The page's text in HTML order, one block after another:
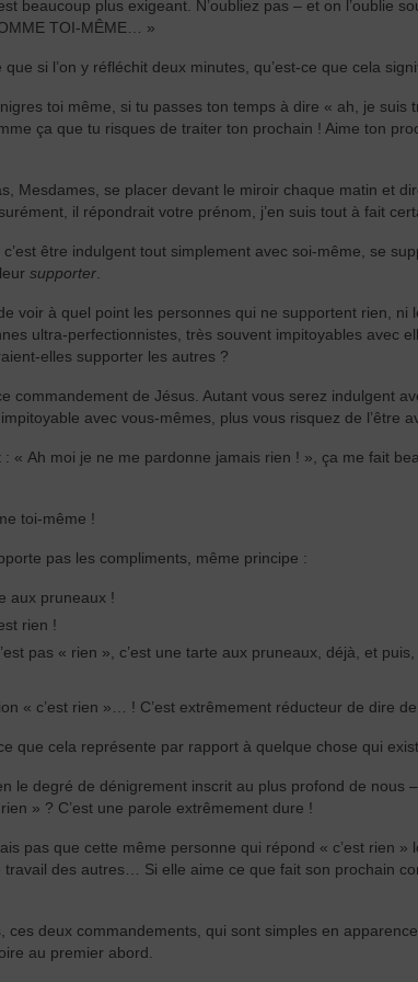
beaucoup plus exigeant. N’oubliez pas – et on l’oublie
TOI-MÊME… »
si l’on y réfléchit deux minutes, qu’est-ce que cela
toi même, si tu passes ton temps à dire « ah, je suis
ça que tu risques de traiter ton prochain ! Aime ton
Mesdames, se placer devant le miroir chaque matin et
il répondrait votre prénom, j’en suis tout à fait
c’est être indulgent tout simplement avec soi-même, se
supporter
voir à quel point les personnes qui ne supportent rien, ni
ultra-perfectionnistes, très souvent impitoyables avec
elles supporter les autres ?
commandement de Jésus. Autant vous serez indulgent
avec vous-mêmes, plus vous risquez de l’être
: « Ah moi je ne me pardonne jamais rien ! », ça me fait
toi-même !
pas les compliments, même principe :
aux pruneaux !
rien !
pas « rien », c’est une tarte aux pruneaux, déjà, et
« c’est rien »… ! C’est extrêmement réducteur de dire
que cela représente par rapport à quelque chose qui
le degré de dénigrement inscrit au plus profond de nous
» ? C’est une parole extrêmement dure !
pas que cette même personne qui répond « c’est rien
des autres… Si elle aime ce que fait son prochain
ces deux commandements, qui sont simples en
au premier abord.